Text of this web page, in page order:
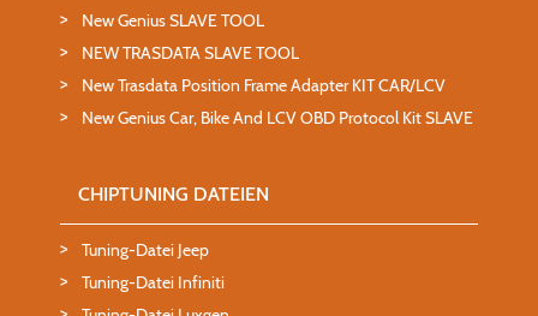
New Genius SLAVE TOOL
NEW TRASDATA SLAVE TOOL
New Trasdata Position Frame Adapter KIT CAR/LCV
New Genius Car, Bike And LCV OBD Protocol Kit SLAVE
CHIPTUNING DATEIEN
Tuning-Datei Jeep
Tuning-Datei Infiniti